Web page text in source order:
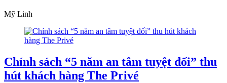
Mỹ Linh
Chính sách “5 năm an tâm tuyệt đối” thu
hút khách hàng The Privé